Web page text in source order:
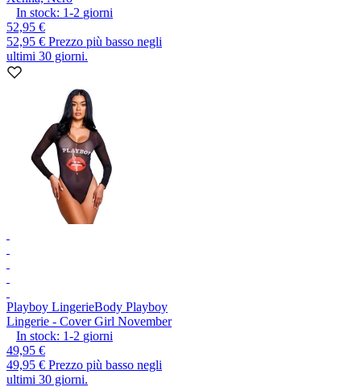
In stock: 1-2 giorni
52,95 €
52,95 € Prezzo più basso negli
ultimi 30 giorni.
Playboy LingerieBody Playboy
Lingerie - Cover Girl November
In stock: 1-2 giorni
49,95 €
49,95 € Prezzo più basso negli
ultimi 30 giorni.